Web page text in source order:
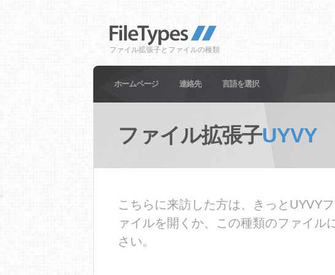
ファイル拡張子とファイルの種類
ホームページ 連絡先 言語を選択
ファイル拡張子UYVY
こちらに来訪した方は、きっとUYVY
ァイルを開くか、この種類のファイ
さい。